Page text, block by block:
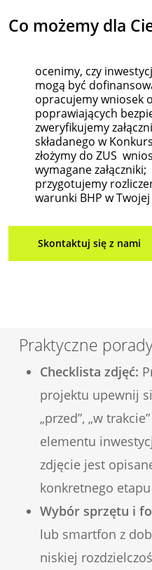
Co możemydla
ocenimy, czy
mogą być
opracujemy wniosek
poprawiających
zweryfikujemy
składanego w
złożymy do ZUS
wymagane załączniki;
przygotujemy
warunki BHP w
Skontaktuj się z nami
Praktyczne
Checklista zdjęć:
projektu upewnij
„przed”, „w
elementu
zdjęcie jest
konkretnego
Wybór sprzętu i
lub smartfon z
niskiej